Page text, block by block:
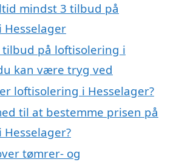
mindst 3 tilbud på
tilbud på loftisolering i
kan være tryg ved
loftisolering i Hesselager?
til at bestemme prisen på
tømrer- og